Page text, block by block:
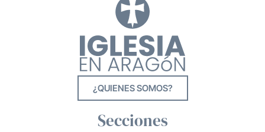
¿QUIENES SOMOS?
Secciones